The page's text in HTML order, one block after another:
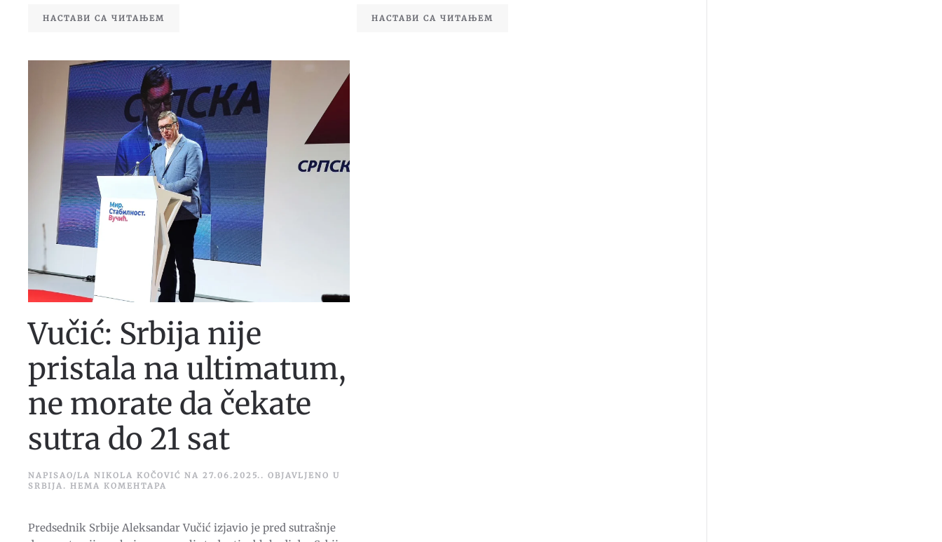
НАСТАВИ СА ЧИТАЊЕМ НАСТАВИ СА ЧИТАЊЕМ
Vučić: Srbija nije
pristala na ultimatum,
ne morate da čekate
sutra do 21 sat
NAPISAO/LA NIKOLA KOČOVIĆ NA 27.06.2025. . OBJAVLJENO U
SRBIJA . НЕМА КОМЕНТАРА
PRISTALA
Predsednik Srbije Aleksandar Vučić izjavio je pred sutrašnje